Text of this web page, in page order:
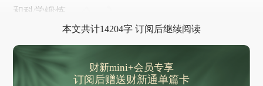
和科学锻炼。
本文共计14204字 订阅后继续阅读
财新mini+会员专享
订阅后赠送财新通单篇卡